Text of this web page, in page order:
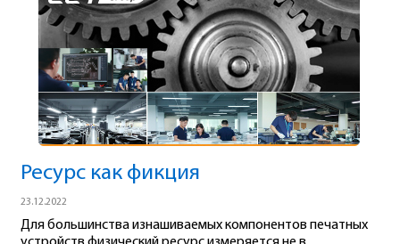
Ресурс как фикция
23.12.2022
Для большинства изнашиваемых компонентов печатных